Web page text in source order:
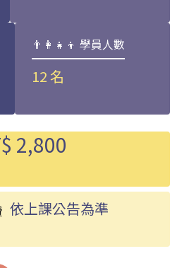
👨‍👩‍👧‍👦 學員人數
12 名
2,800
依上課公告為準